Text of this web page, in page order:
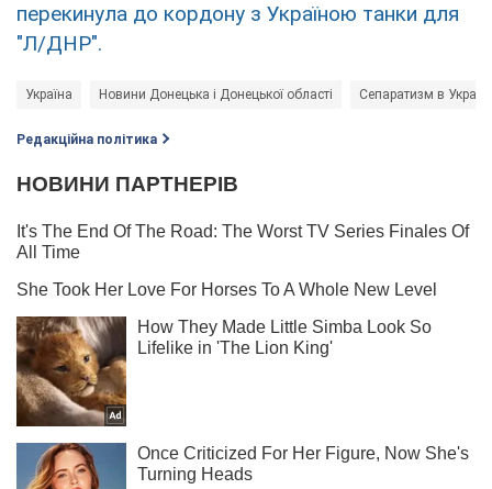
перекинула до кордону з Україною танки для
"Л/ДНР".
Україна Новини Донецька і Донецької області Сепаратизм в Україні
Редакційна політика